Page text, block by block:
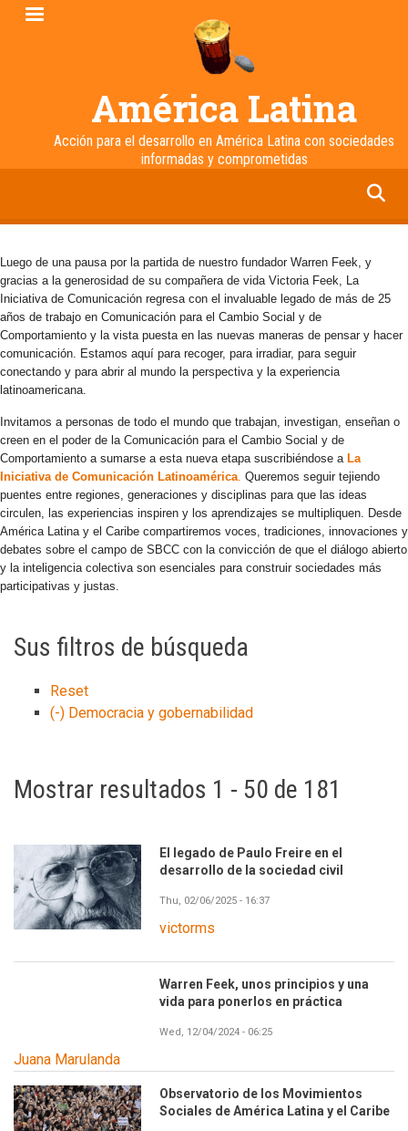
Pasar
América Latina
Acción para el desarrollo en América Latina con sociedades
informadas y comprometidas
Luego de una pausa por la partida de nuestro fundador Warren Feek, y
gracias a la generosidad de su compañera de vida Victoria Feek, La
Iniciativa de Comunicación regresa con el invaluable legado de más de 25
años de trabajo en Comunicación para el Cambio Social y de
Comportamiento y la vista puesta en las nuevas maneras de pensar y hacer
comunicación. Estamos aquí para recoger, para irradiar, para seguir
conectando y para abrir al mundo la perspectiva y la experiencia
latinoamericana.
Invitamos a personas de todo el mundo que trabajan, investigan, enseñan o
creen en el poder de la Comunicación para el Cambio Social y de
Comportamiento a sumarse a esta nueva etapa suscribiéndose a La
Iniciativa de Comunicación Latinoamérica. Queremos seguir tejiendo
puentes entre regiones, generaciones y disciplinas para que las ideas
circulen, las experiencias inspiren y los aprendizajes se multipliquen. Desde
América Latina y el Caribe compartiremos voces, tradiciones, innovaciones y
debates sobre el campo de SBCC con la convicción de que el diálogo abierto
y la inteligencia colectiva son esenciales para construir sociedades más
participativas y justas.
Sus filtros de búsqueda
Reset
(-) Democracia y gobernabilidad
Mostrar resultados 1 - 50 de 181
El legado de Paulo Freire en el
desarrollo de la sociedad civil
Thu, 02/06/2025 - 16:37
victorms
Warren Feek, unos principios y una
vida para ponerlos en práctica
Wed, 12/04/2024 - 06:25
Juana Marulanda
Observatorio de los Movimientos
Sociales de América Latina y el Caribe